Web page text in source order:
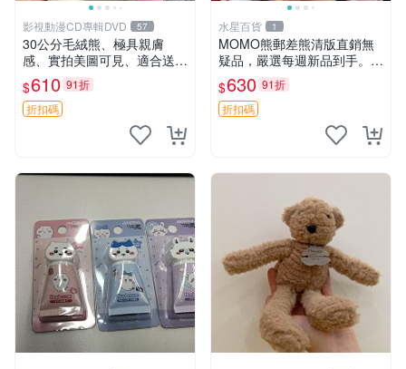
影視動漫CD專輯DVD 57
30公分毛絨熊、極具親膚
感、實拍美圖可見、適合送禮
收藏 毛絨熊 送禮 熊抱
$610 91折
折扣碼
水星百貨 1
MOMO熊郵差熊清版直銷無
疑品，嚴選每週新品到手。紅
薯啵啵鮮果間 郵差熊 清版 紅
薯啵啵間
$630 91折
折扣碼